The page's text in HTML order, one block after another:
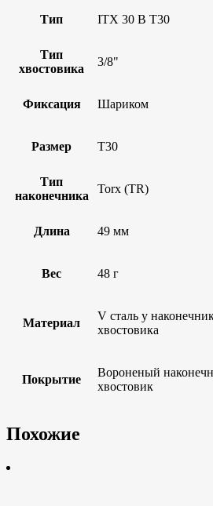
Тип ITX 30 B T30
Тип
хвостовика
3/8"
Фиксация Шариком
Размер T30
Тип
наконечника
Torx (TR)
Длина 49 мм
Вес 48 г
Материал
V сталь у
хвостовика
Покрытие
Вороненый
хвостовик
Похожие